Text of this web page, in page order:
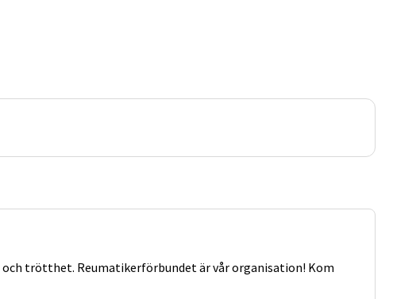
och trötthet. Reumatikerförbundet är vår organisation! Kom